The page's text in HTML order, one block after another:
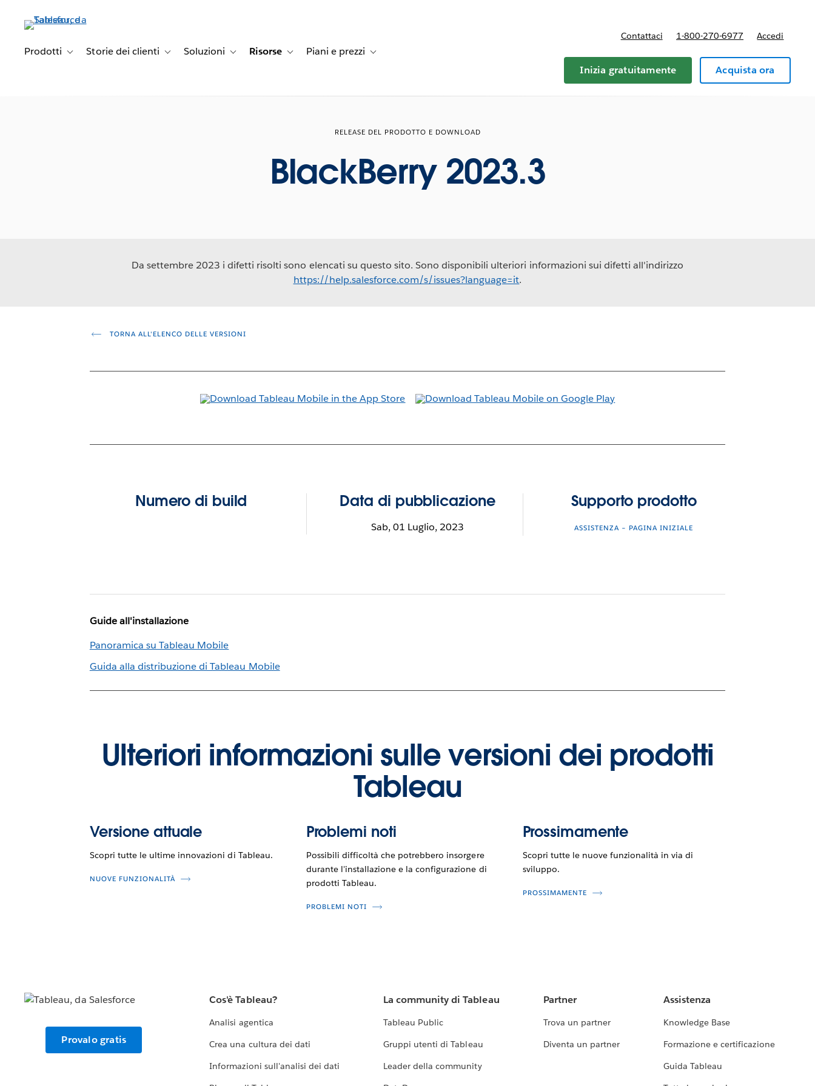
principale
Prodotti Toggle sub-navigation for Prodotti
Storie dei clienti Toggle sub-navigation for Storie dei clienti
Soluzioni Toggle sub-navigation for Soluzioni
Risorse Toggle sub-navigation for Risorse
Piani e prezzi Toggle sub-navigation for Piani e prezzi
Contattaci 1-800-270-6977 Accedi
Inizia gratuitamente Acquista ora
RELEASE DEL PRODOTTO E DOWNLOAD
BlackBerry 2023.3
Da settembre 2023 i difetti risolti sono elencati su questo sito. Sono disponibili ulteriori informazioni sui difetti all'indirizzo
https://help.salesforce.com/s/issues?language=it.
TORNA ALL'ELENCO DELLE VERSIONI
Numero di build Data di pubblicazione
Sab, 01 Luglio, 2023
Supporto prodotto
ASSISTENZA – PAGINA INIZIALE
Guide all'installazione
Panoramica su Tableau Mobile
Guida alla distribuzione di Tableau Mobile
Ulteriori informazioni sulle versioni dei prodotti
Tableau
Versione attuale
Scopri tutte le ultime innovazioni di Tableau.
NUOVE FUNZIONALITÀ
Problemi noti
Possibili difficoltà che potrebbero insorgere
durante l'installazione e la configurazione di
prodotti Tableau.
PROBLEMI NOTI
Prossimamente
Scopri tutte le nuove funzionalità in via di
sviluppo.
PROSSIMAMENTE
Provalo gratis
Cos'è Tableau?
Analisi agentica
Crea una cultura dei dati
Informazioni sull'analisi dei dati
La community di Tableau
Tableau Public
Gruppi utenti di Tableau
Leader della community
Partner
Trova un partner
Diventa un partner
Assistenza
Knowledge Base
Formazione e certificazione
Guida Tableau